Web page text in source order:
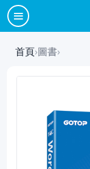
首頁›圖書›